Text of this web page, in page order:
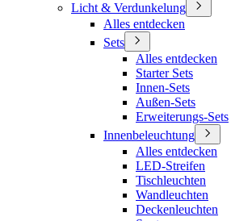
Licht & Verdunkelung
Alles entdecken
Sets
Alles entdecken
Starter Sets
Innen-Sets
Außen-Sets
Erweiterungs-Sets
Innenbeleuchtung
Alles entdecken
LED-Streifen
Tischleuchten
Wandleuchten
Deckenleuchten